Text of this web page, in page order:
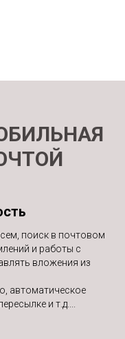
поиск в почтовом
и работы с
вложения из
автоматическое
и т.д....